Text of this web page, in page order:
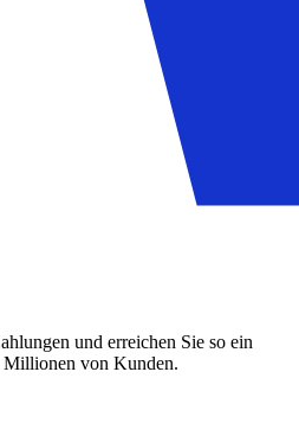
und erreichen Sie so ein
von Kunden.